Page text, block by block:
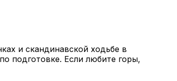
и скандинавской ходьбе в
подготовке. Если любите горы,